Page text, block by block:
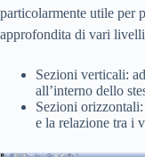
particolarmente utile per
approfondita di vari
Sezioni verticali:
all’interno dello
Sezioni
e la relazione tra i